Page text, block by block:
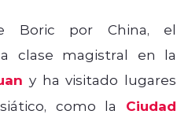
Boric por China, el
clase magistral en la
y ha visitado lugares
como la Ciudad